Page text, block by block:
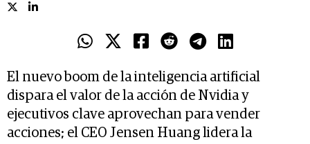
El nuevo boom de la inteligencia artificial
dispara el valor de la acción de Nvidia y
ejecutivos clave aprovechan para vender
acciones; el CEO Jensen Huang lidera la